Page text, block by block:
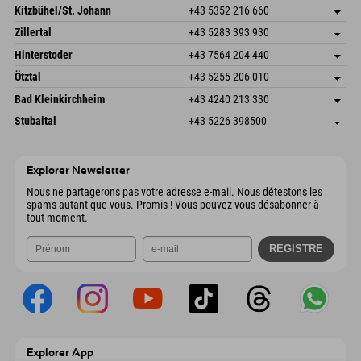
Dorfstr. 127b
6793 Gaschurn/Montafon
Autriche
Enregistrer l'adresse
Informations d'arrivée
Réservation
Kitzbühel/St. Johann +43 5352 216 660
Speckbacherstraße 87
Autriche
Enregistrer l'adresse
Réservation
Zillertal +43 5283 393 930
Schmiedau 2
6272 Kaltenbach im Zillertal
Autriche
Enregistrer l'adresse
Informations d'arrivée
Réservation
Hinterstoder +43 7564 204 440
Freizeitpark 10
Autriche
Enregistrer l'adresse
Réservation
Ötztal +43 5255 206 010
Gscheat 14
6441 Umhausen
Autriche
Enregistrer l'adresse
Informations d'arrivée
Réservation
Bad Kleinkirchheim +43 4240 213 330
Dorfstraße 24
Enregistrer l'adresse
Stubaital +43 5226 398500
Explorer Newsletter
Nous ne partagerons pas votre adresse e-mail. Nous détestons les
spams autant que vous. Promis ! Vous pouvez vous désabonner à
tout moment.
Explorer App